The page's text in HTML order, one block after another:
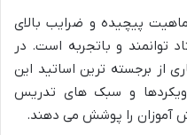
پیچیده و ضرایب بالای
توانمند و باتجربه است. در
از برجسته ترین اساتید این
و سبک های تدریس
آموزان را پوشش می دهند.